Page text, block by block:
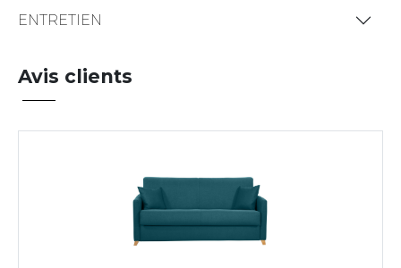
ENTRETIEN
Avis clients